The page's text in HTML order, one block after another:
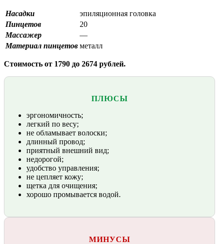
Насадки
эпиляционная головка
Пинцетов
20
Массажер
—
Материал пинцетов металл
Стоимость от 1790 до 2674 рублей.
ПЛЮСЫ
эргономичность;
легкий по весу;
не обламывает волоски;
длинный провод;
приятный внешний вид;
недорогой;
удобство управления;
не цепляет кожу;
щетка для очищения;
хорошо промывается водой.
МИНУСЫ